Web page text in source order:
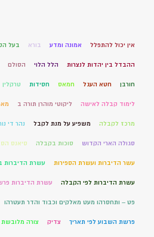
אין יכול להתפלל אמונה ומדע בורא בעל
ההבדל בין יהדות לנצרות הלל הלוי הסולם
חורבן חטא העגל חמאס חסידות טרקלין
לימוד קבלה לאישה ליקוטי מוהרן תורה ב
מרכז לקבלה משפיע על מנת לקבל נהר די
סגולה הארי הקדוש סוכות בקבלה סיאנס
עשר הדיברות ועשרת הספירות עשרת הדיברות
עשרת הדיברות לפי הקבלה עשרת הדיברות
פט – ותחסרהו מעט מאלקים וכבוד והדר תעטרהו
פרשת השבוע לפי תאריך צדיק צורה